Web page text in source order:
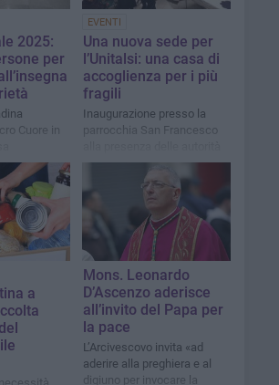
2025:
per
Cuore in
EVENTI
Una nuova sede per
l’Unitalsi: una casa di
accoglienza per i più
fragili
Inaugurazione presso la
parrocchia San Francesco
civili e religiose
a
Mons. Leonardo
D’Ascenzo aderisce
all’invito del Papa per
la pace
L’Arcivescovo invita «ad
aderire alla preghiera e al
digiuno per invocare la